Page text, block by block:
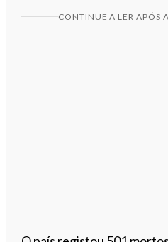
CONTINUE A LER APÓS